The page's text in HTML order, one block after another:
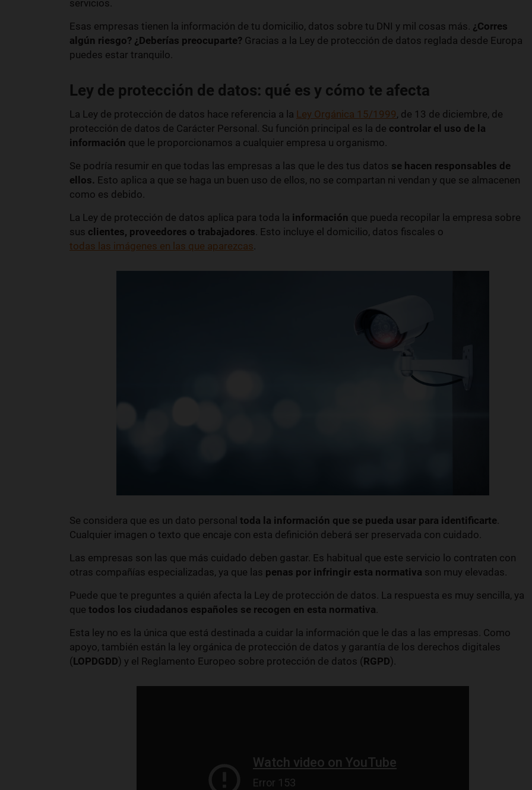
servicios.
Esas empresas tienen la información de tu domicilio, datos sobre tu DNI y mil cosas más. ¿Corres
algún riesgo? ¿Deberías preocuparte? Gracias a la Ley de protección de datos reglada desde Europa
puedes estar tranquilo.
Ley de protección de datos: qué es y cómo te afecta
La Ley de protección de datos hace referencia a la Ley Orgánica 15/1999, de 13 de diciembre, de
protección de datos de Carácter Personal. Su función principal es la de controlar el uso de la
información que le proporcionamos a cualquier empresa u organismo.
Se podría resumir en que todas las empresas a las que le des tus datos se hacen responsables de
ellos. Esto aplica a que se haga un buen uso de ellos, no se compartan ni vendan y que se almacenen
como es debido.
La Ley de protección de datos aplica para toda la información que pueda recopilar la empresa sobre
sus clientes, proveedores o trabajadores. Esto incluye el domicilio, datos fiscales o
todas las imágenes en las que aparezcas.
Se considera que es un dato personal toda la información que se pueda usar para identificarte.
Cualquier imagen o texto que encaje con esta definición deberá ser preservada con cuidado.
Las empresas son las que más cuidado deben gastar. Es habitual que este servicio lo contraten con
otras compañías especializadas, ya que las penas por infringir esta normativa son muy elevadas.
Puede que te preguntes a quién afecta la Ley de protección de datos. La respuesta es muy sencilla, ya
que todos los ciudadanos españoles se recogen en esta normativa.
Esta ley no es la única que está destinada a cuidar la información que le das a las empresas. Como
apoyo, también están la ley orgánica de protección de datos y garantía de los derechos digitales
(LOPDGDD) y el Reglamento Europeo sobre protección de datos (RGPD).